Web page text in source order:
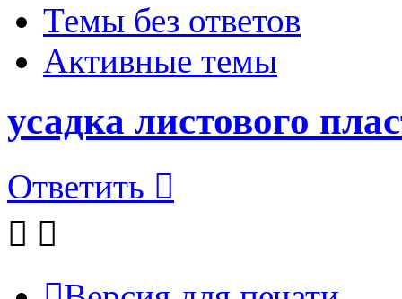
Темы без ответов
Активные темы
усадка листового
Ответить